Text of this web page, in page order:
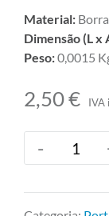
Material:
Dimensão (L x
Peso:0,0015
2,50€ IVA
-